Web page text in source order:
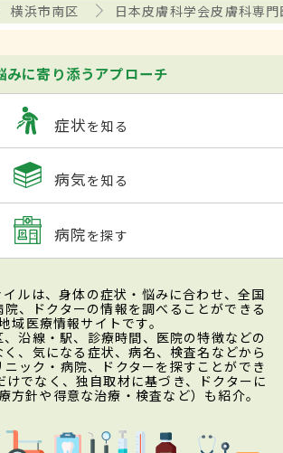
横浜市南区 日本皮膚科学会皮膚科専
みに寄り添うアプローチ
症状を知る
病気を知る
病院を探す
イルは、身体の症状・悩みに合わせ、全国
、ドクターの情報を調べることができる
域医療情報サイトです。
沿線・駅、診療時間、医院の特徴などの
、気になる症状、病名、検査名などから
ック・病院、ドクターを探すことができ
けでなく、独自取材に基づき、ドクターに
方針や得意な治療・検査など）も紹介。